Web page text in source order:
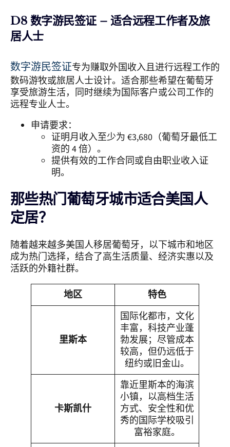
D8 数字游民签证 – 适合远程工作者及旅
居人士
数字游民签证专为赚取外国收入且进行远程工作的
数码游牧或旅居人士设计。适合那些希望在葡萄牙
享受旅游生活，同时继续为国际客户或公司工作的
远程专业人士。
申请要求：
证明月收入至少为 €3,680（葡萄牙最低工
资的 4 倍）。
提供有效的工作合同或自由职业收入证
明。
那些热门葡萄牙城市适合美国人
定居？
随着越来越多美国人移居葡萄牙，以下城市和地区
成为热门选择，结合了高生活质量、经济实惠以及
活跃的外籍社群。
地区 特色
里斯本
国际化都市，文化
丰富，科技产业蓬
勃发展；尽管成本
较高，但仍远低于
纽约或旧金山。
卡斯凯什
靠近里斯本的海滨
小镇，以高档生活
方式、安全性和优
秀的国际学校吸引
富裕家庭。